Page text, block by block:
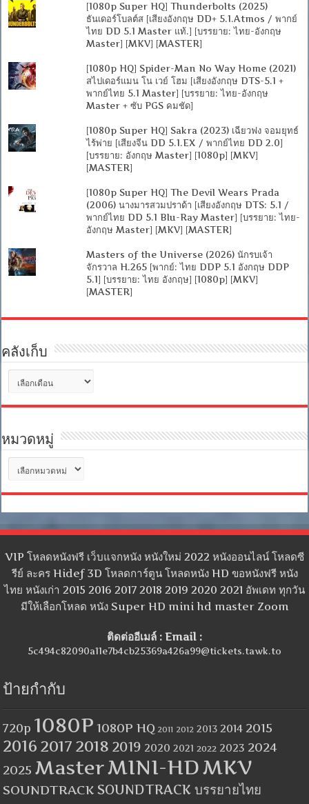
[1080p Super HQ] Thunderbolts (2025)
ธันเดอร์โบลต์ส [เสียงอังกฤษ DD+ 5.1.Atmos / พากย์
ไทย DD 5.1 Master แท้.] [บรรยาย: ไทย-อังกฤษ
Master] [MKV] [MASTER]
[1080p HQ] Spider-Man No Way Home (2021)
สไปเดอร์แมน โน เวย์ โฮม [เสียงอังกฤษ DTS-5.1 +
พากย์ไทย 5.1 Master] [บรรยาย: ไทย-อังกฤษ
Master + ซับ PGS คมชัด]
[1080p Super HQ] Sakra (2023) เฉียวฟง จอมยุทธ์
ไร้พ่าย [เสียงจีน DD 5.1.EX / พากย์ไทย DD 2.0]
[บรรยาย: อังกฤษ Master] [1080p] [MKV]
[MASTER]
[1080p Super HQ] The Devil Wears Prada
(2006) นางมารสวมปราด้า [เสียงอังกฤษ DTS: 5.1 /
พากย์ไทย DD 5.1 Blu-Ray Master] [บรรยาย: ไทย-
อังกฤษ Master] [MKV] [MASTER]
Masters of the Universe (2026) นักรบเจ้า
จักรวาล H.265 [พากย์: ไทย DDP 5.1 อังกฤษ DDP
5.1] [บรรยาย: ไทย อังกฤษ] [1080p] [MKV]
[MASTER]
คลังเก็บ
เก็บ
หมวดหมู่
หมู่
VIP โหลดหนังฟรี เว็บแจกหนัง หนังใหม่ 2022 หนังออนไลน์ โหลดซี
รีย์ ละคร Hidef 3D โหลดการ์ตูน โหลดหนัง HD ขอหนังฟรี หนัง
ไทย หนังเก่า 2015 2016 2017 2018 2019 2020 2021 อัพเดท ทุกวัน
มีให้เลือกโหลด หนัง Super HD mini hd master Zoom
ติดต่ออีเมล์ : Email :
5c494c82090a11e7b4cb25369a426a99@tickets.tawk.to
ป้ายกำกับ
720p 1080P 1080P HQ 2011 2012 2013 2014 2015
2016 2017 2018 2019 2020 2021 2022 2023 2024
2025 MasterMINI-HDMKV
SOUNDTRACK SOUNDTRACK บรรยายไทย